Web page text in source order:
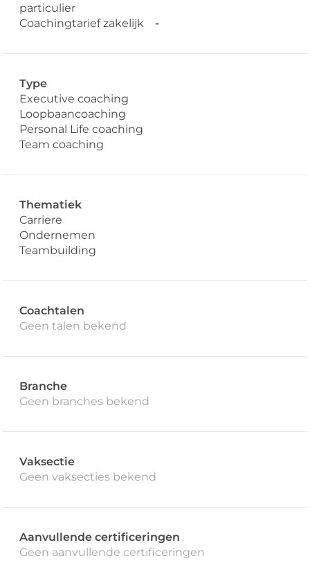
particulier
Coachingtarief zakelijk -
Type
Executive coaching
Loopbaancoaching
Personal Life coaching
Team coaching
Thematiek
Carriere
Ondernemen
Teambuilding
Coachtalen
Geen talen bekend
Branche
Geen branches bekend
Vaksectie
Geen vaksecties bekend
Aanvullende certificeringen
Geen aanvullende certificeringen